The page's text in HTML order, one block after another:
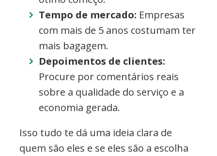
Tempo de mercado: Empresas
com mais de 5 anos costumam ter
mais bagagem.
Depoimentos de clientes:
Procure por comentários reais
sobre a qualidade do serviço e a
economia gerada.
Isso tudo te dá uma ideia clara de
quem são eles e se eles são a escolha